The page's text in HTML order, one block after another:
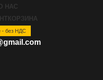
НАС
КОРЗИНА
- без НДС